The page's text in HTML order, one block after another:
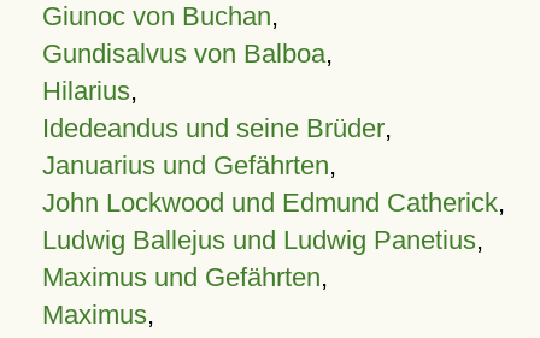
Giunoc von Buchan,
Gundisalvus von Balboa,
Hilarius,
Idedeandus und seine Brüder,
Januarius und Gefährten,
John Lockwood und Edmund Catherick,
Ludwig Ballejus und Ludwig Panetius,
Maximus und Gefährten,
Maximus,